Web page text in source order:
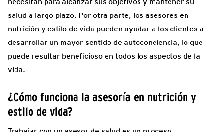
salud a largo plazo. Por otra parte, los asesores en
nutrición y estilo de vida pueden ayudar a los clientes a
desarrollar un mayor sentido de autoconciencia, lo que
puede resultar beneficioso en todos los aspectos de la
vida.
¿Cómo funciona la asesoría en nutrición y
estilo de vida?